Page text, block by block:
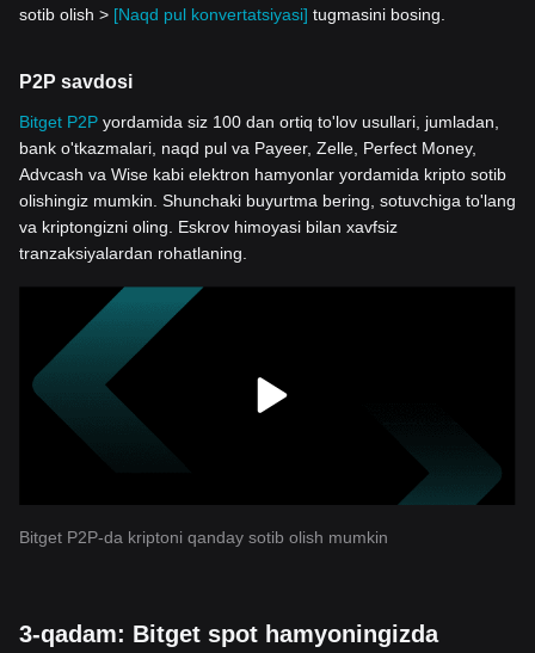
sotib olish > [Naqd pul konvertatsiyasi] tugmasini bosing.
P2P savdosi
Bitget P2P yordamida siz 100 dan ortiq to'lov usullari, jumladan,
bank o'tkazmalari, naqd pul va Payeer, Zelle, Perfect Money,
Advcash va Wise kabi elektron hamyonlar yordamida kripto sotib
olishingiz mumkin. Shunchaki buyurtma bering, sotuvchiga to'lang
va kriptongizni oling. Eskrov himoyasi bilan xavfsiz
tranzaksiyalardan rohatlaning.
Bitget P2P-da kriptoni qanday sotib olish mumkin
3-qadam: Bitget spot hamyoningizda